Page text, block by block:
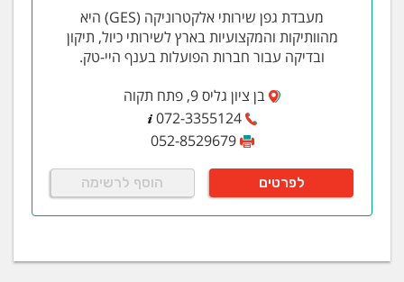
מעבדת גפן שירותי אלקטרוניקה (GES) היא
מהוותיקות והמקצועיות בארץ לשירותי כיול, תיקון
ובדיקה עבור חברות הפועלות בענף היי-טק.
בן ציון גליס 9, פתח תקוה
072-3355124
052-8529679
לפרטים הוסף לרשימה